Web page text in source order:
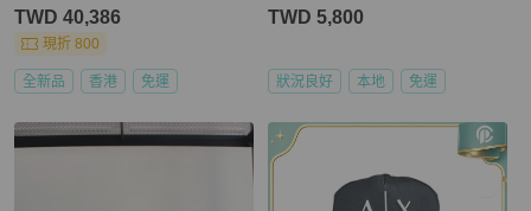
TWD 40,386
現折 800
全新品 香港 免運
TWD 5,800
狀況良好 本地 免運